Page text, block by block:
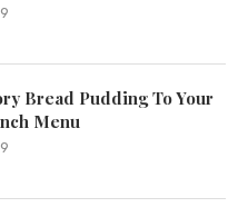
Bread Pudding To Your
Menu